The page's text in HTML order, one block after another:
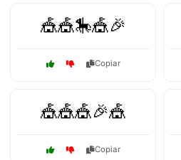
🎪🎪🎠🎪🎉
Copiar
🎪🎪🎪🎉🎪
Copiar